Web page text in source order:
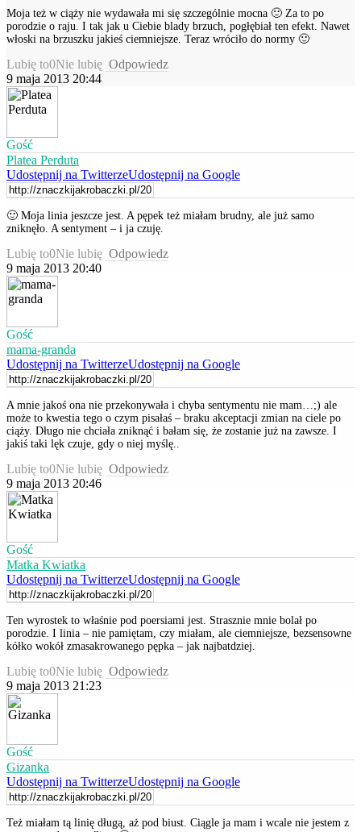
Moja też w ciąży nie wydawała mi się szczególnie mocna 🙂 Za to po
porodzie o raju. I tak jak u Ciebie blady brzuch, pogłębiał ten efekt. Nawet
włoski na brzuszku jakieś ciemniejsze. Teraz wróciło do normy 🙂
Lubię to0Nie lubię Odpowiedz
9 maja 2013 20:44
Gość
Platea Perduta
Udostępnij na TwitterzeUdostępnij na Google
🙂 Moja linia jeszcze jest. A pępek też miałam brudny, ale już samo
zniknęło. A sentyment – i ja czuję.
Lubię to0Nie lubię Odpowiedz
9 maja 2013 20:40
Gość
mama-granda
Udostępnij na TwitterzeUdostępnij na Google
A mnie jakoś ona nie przekonywała i chyba sentymentu nie mam…;) ale
może to kwestia tego o czym pisałaś – braku akceptacji zmian na ciele po
ciąży. Długo nie chciała zniknąć i bałam się, że zostanie już na zawsze. I
jakiś taki lęk czuje, gdy o niej myślę..
Lubię to0Nie lubię Odpowiedz
9 maja 2013 20:46
Gość
Matka Kwiatka
Udostępnij na TwitterzeUdostępnij na Google
Ten wyrostek to właśnie pod poersiami jest. Strasznie mnie bolał po
porodzie. I linia – nie pamiętam, czy miałam, ale ciemniejsze, bezsensowne
kółko wokół zmasakrowanego pępka – jak najbatdziej.
Lubię to0Nie lubię Odpowiedz
9 maja 2013 21:23
Gość
Gizanka
Udostępnij na TwitterzeUdostępnij na Google
Też miałam tą linię długą, aż pod biust. Ciągle ja mam i wcale nie jestem z